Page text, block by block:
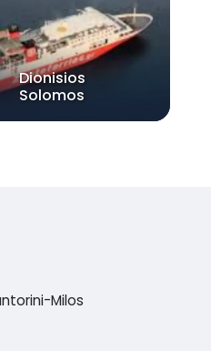
Dionisios
Solomos
Milos